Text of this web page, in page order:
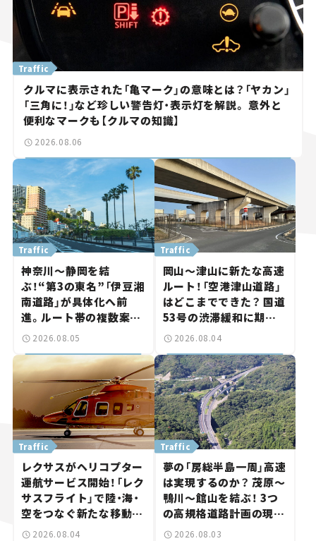
クルマに表示された「亀マーク」の意味とは？「ヤカン」
「三角に！」など珍しい警告灯・表示灯を解説。 意外と
便利なマークも【クルマの知識】
Traffic
2026.08.06
神奈川～静岡を結
ぶ！“第3の東名”「伊豆湘
南道路」が具体化へ前
進。ルート帯の複数案検
討へ。熱海まで信号ゼロ
道路計画】
Traffic
2026.08.05
岡山～津山に新たな高速
ルート！「空港津山道路」
はどこまでできた？ 国道
53号の渋滞緩和に期待。
岡山市側でも動きが【い
Traffic
2026.08.04
レクサスがヘリコプター
運航サービス開始！「レク
サスフライト」で陸・海・
空をつなぐ新たな移動体
験とは
Traffic
2026.08.04
夢の「房総半島一周」高速
は実現するのか？ 茂原～
鴨川～館山を結ぶ！ 3つ
の高規格道路計画の現
状。「館山鴨川道路」で検
Traffic
2026.08.03